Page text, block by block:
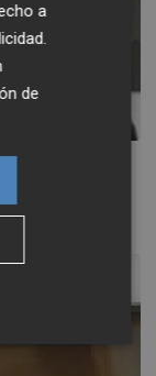
a
al borde
a
.
de